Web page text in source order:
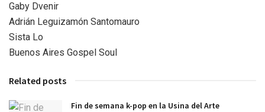
Gaby Dvenir
Adrián Leguizamón Santomauro
Sista Lo
Buenos Aires Gospel Soul
Related posts
Fin de semana k-pop en la Usina del Arte